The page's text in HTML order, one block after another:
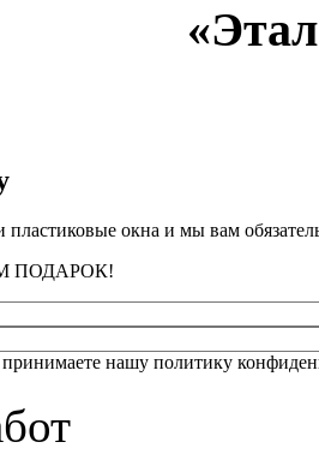
окна и мы вам
ПОДАРОК!
нашу политику